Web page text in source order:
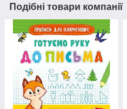
Подібні товари компанії